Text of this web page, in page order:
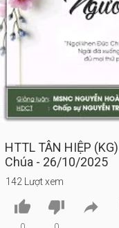
HTTL TÂN HIỆP
Chúa - 26/10/2025
142 Lượt xem
  